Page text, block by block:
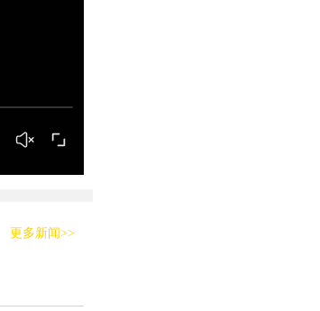
更多新闻>>